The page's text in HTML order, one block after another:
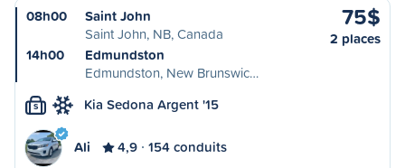
08h00
Saint John
Saint John, NB, Canada
14h00
Edmundston
Edmundston, New Brunswic…
75$
2 places
S Kia Sedona Argent '15
Ali 4,9 154 conduits